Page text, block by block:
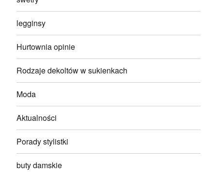
legginsy
Hurtownia opinie
Rodzaje dekoltów w sukienkach
Moda
Aktualności
Porady stylistki
buty damskie